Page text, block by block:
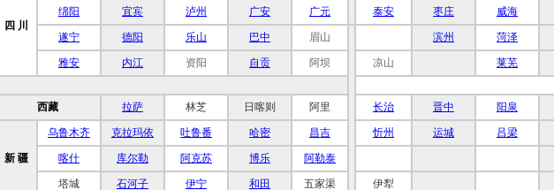
四 川
绵阳 宜宾 泸州 广安 广元 泰安 枣庄 威海
遂宁 德阳 乐山 巴中 眉山 滨州 菏泽
雅安 内江 资阳 自贡 阿坝 凉山 莱芜
西藏 拉萨 林芝 日喀则 阿里 长治 晋中 阳泉
新 疆
乌鲁木齐 克拉玛依 吐鲁番 哈密 昌吉 忻州 运城 吕梁
喀什 库尔勒 阿克苏 博乐 阿勒泰
塔城 石河子 伊宁 和田 五家渠 伊犁